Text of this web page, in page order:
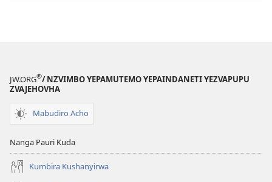
JW.ORG®/ NZVIMBO YEPAMUTEMO YEPAINDANETI YEZVAPUPU
ZVAJEHOVHA
Mabudiro Acho
Nanga Pauri Kuda
Kumbira Kushanyirwa